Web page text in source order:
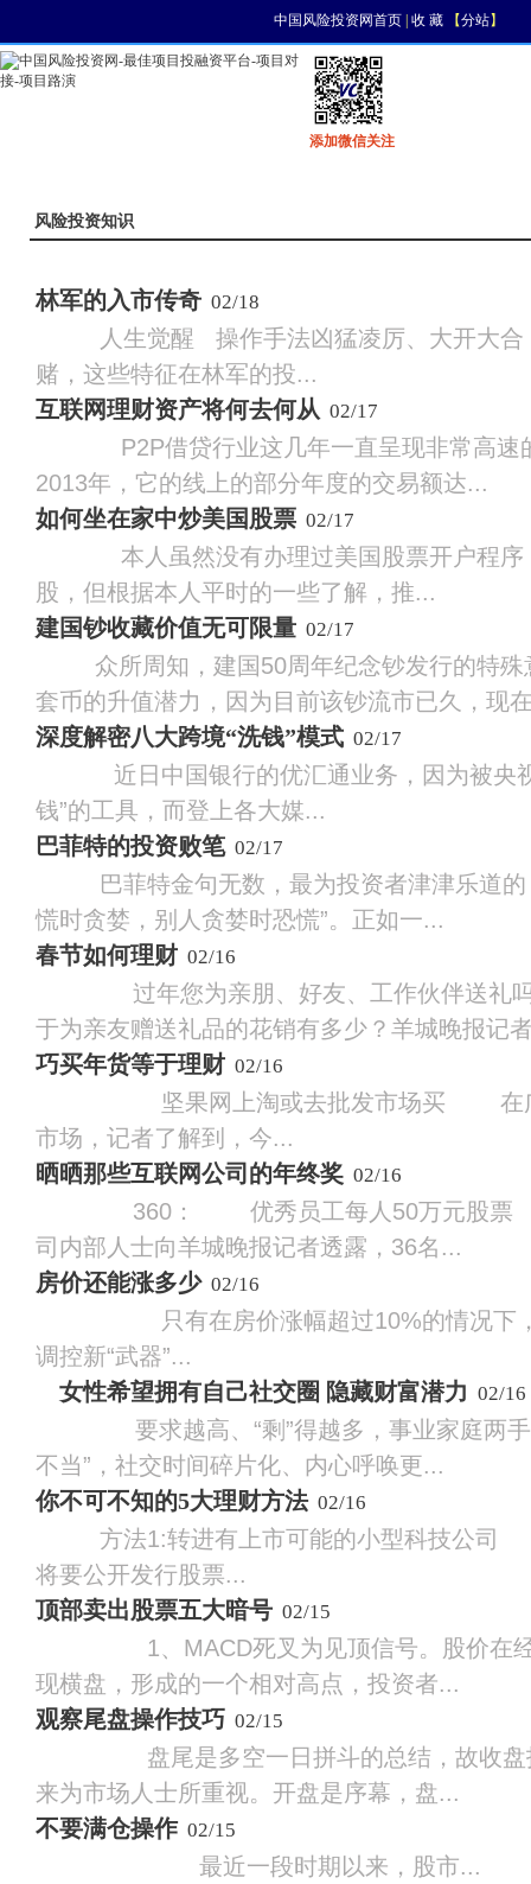
中国风险投资网首页| 收 藏【分站】
添加微信关注
风险投资知识
林军的入市传奇 02/18
人生觉醒 操作手法凶猛凌厉、大开大合
赌，这些特征在林军的投...
互联网理财资产将何去何从 02/17
P2P借贷行业这几年一直呈现非常高速
2013年，它的线上的部分年度的交易额达...
如何坐在家中炒美国股票 02/17
本人虽然没有办理过美国股票开户程序
股，但根据本人平时的一些了解，推...
建国钞收藏价值无可限量 02/17
众所周知，建国50周年纪念钞发行的特殊
套币的升值潜力，因为目前该钞流市已久，现
深度解密八大跨境“洗钱”模式 02/17
近日中国银行的优汇通业务，因为被央视
钱”的工具，而登上各大媒...
巴菲特的投资败笔02/17
巴菲特金句无数，最为投资者津津乐道的
慌时贪婪，别人贪婪时恐慌”。正如一...
春节如何理财 02/16
过年您为亲朋、好友、工作伙伴送礼吗
于为亲友赠送礼品的花销有多少？羊城晚报记
巧买年货等于理财 02/16
坚果网上淘或去批发市场买 在广
市场，记者了解到，今...
晒晒那些互联网公司的年终奖 02/16
360： 优秀员工每人50万元股票
司内部人士向羊城晚报记者透露，36名...
房价还能涨多少02/16
只有在房价涨幅超过10%的情况下，
调控新“武器”...
女性希望拥有自己社交圈 隐藏财富潜力 02/16
要求越高、“剩”得越多，事业家庭两手
不当”，社交时间碎片化、内心呼唤更...
你不可不知的5大理财方法02/16
方法1:转进有上市可能的小型科技公
将要公开发行股票...
顶部卖出股票五大暗号 02/15
1、MACD死叉为见顶信号。股价在经
现横盘，形成的一个相对高点，投资者...
观察尾盘操作技巧 02/15
盘尾是多空一日拼斗的总结，故收盘
来为市场人士所重视。开盘是序幕，盘...
不要满仓操作02/15
最近一段时期以来，股市...